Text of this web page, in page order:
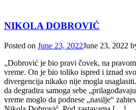
NIKOLA DOBROVIĆ
Posted on June 23, 2022June 23, 2022
„Dobrović je bio pravi čovek, na
vreme. On je bio toliko ispred i iznad
divergencija nikako nije mogla
da degradira samoga sebe
vreme moglo da podnese „nasilje“